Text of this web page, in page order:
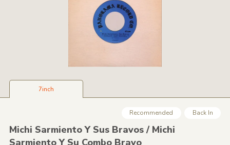
7inch
Recommended Back In
Michi Sarmiento Y Sus Bravos /Michi